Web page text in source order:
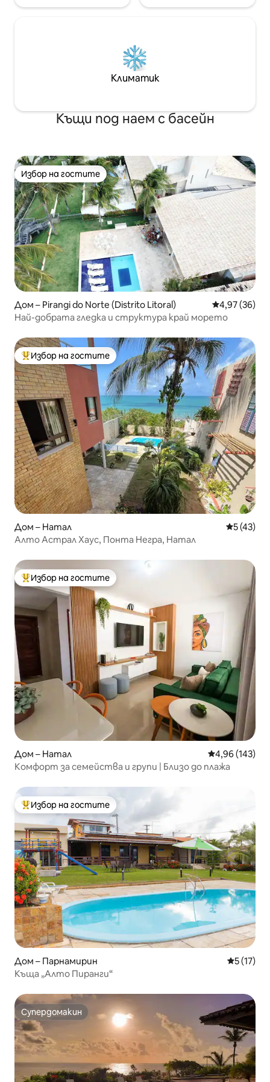
Климатик
Къщи под наем с басейн
Избор на гостите
Избор на гостите
Дом – Pirangi do Norte (Distrito Litoral) Средна
4,97 (36)
Най-добрата гледка и структура край морето
Най-популярен избор на гостите
Избор на гостите
Дом – Натал Средна
5 (43)
Алто Астрал Хаус, Понта Негра, Натал
Най-популярен избор на гостите
Избор на гостите
Дом – Натал Средна
4,96 (143)
Комфорт за семейства и групи | Близо до плажа
Най-популярен избор на гостите
Избор на гостите
Дом – Парнамирин Средна
5 (17)
Къща „Алто Пиранги“
Супердомакин
Супердомакин